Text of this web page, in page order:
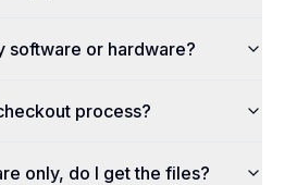
software or hardware?
process?
only, do I get the files?